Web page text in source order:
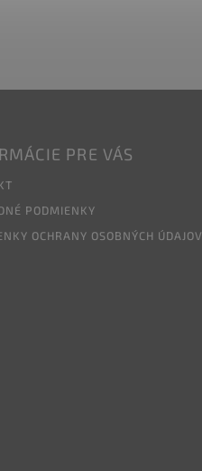
PRE VÁS
PODMIENKY
OCHRANY OSOBNÝCH ÚDAJOV